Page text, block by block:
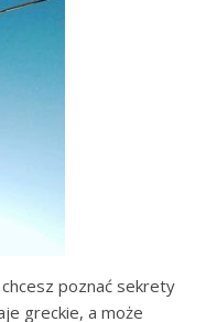
poznać sekrety
greckie, a może